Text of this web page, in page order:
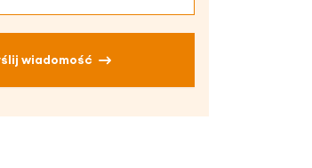
wiadomość